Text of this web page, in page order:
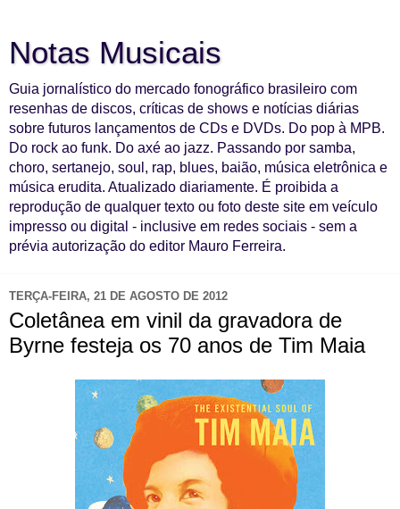
Notas Musicais
Guia jornalístico do mercado fonográfico brasileiro com
resenhas de discos, críticas de shows e notícias diárias
sobre futuros lançamentos de CDs e DVDs. Do pop à MPB.
Do rock ao funk. Do axé ao jazz. Passando por samba,
choro, sertanejo, soul, rap, blues, baião, música eletrônica e
música erudita. Atualizado diariamente. É proibida a
reprodução de qualquer texto ou foto deste site em veículo
impresso ou digital - inclusive em redes sociais - sem a
prévia autorização do editor Mauro Ferreira.
TERÇA-FEIRA, 21 DE AGOSTO DE 2012
Coletânea em vinil da gravadora de
Byrne festeja os 70 anos de Tim Maia